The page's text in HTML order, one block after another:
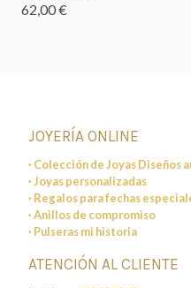
62,00 €
JOYERÍA ONLINE
· Colección de Joyas Diseños
· Joyas personalizadas
· Regalos para fechas
· Anillos de compromiso
· Pulseras mi historia
ATENCIÓN AL CLIENTE